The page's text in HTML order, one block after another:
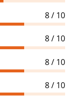
8 / 10
8 / 10
8 / 10
8 / 10